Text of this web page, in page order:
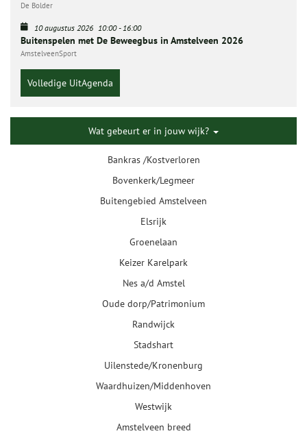
De Bolder
10 augustus 2026 10:00-16:00
Buitenspelen met De Beweegbus in Amstelveen 2026
AmstelveenSport
Volledige UitAgenda
Wat gebeurt er in jouw wijk?
Bankras /Kostverloren
Bovenkerk/Legmeer
Buitengebied Amstelveen
Elsrijk
Groenelaan
Keizer Karelpark
Nes a/d Amstel
Oude dorp/Patrimonium
Randwijck
Stadshart
Uilenstede/Kronenburg
Waardhuizen/Middenhoven
Westwijk
Amstelveen breed